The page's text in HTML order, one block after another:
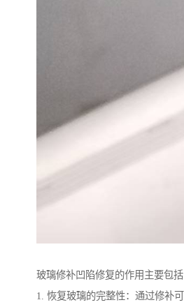
玻璃修补凹陷修复的作用主要包括
1. 恢复玻璃的完整性：通过修补